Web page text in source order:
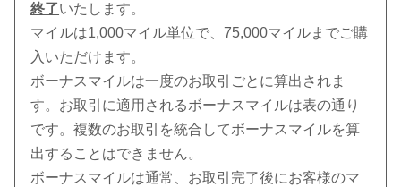
終了いたします。
マイルは1,000マイル単位で、75,000マイルまでご購
入いただけます。
ボーナスマイルは一度のお取引ごとに算出されま
す。お取引に適用されるボーナスマイルは表の通り
です。複数のお取引を統合してボーナスマイルを算
出することはできません。
ボーナスマイルは通常、お取引完了後にお客様のマ